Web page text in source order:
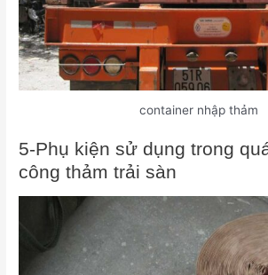
container nhập thảm
5-Phụ kiện sử dụng trong
công thảm trải sàn